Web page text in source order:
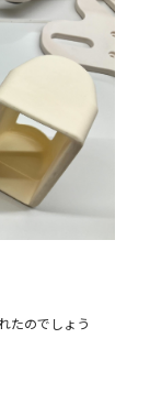
たのでしょう